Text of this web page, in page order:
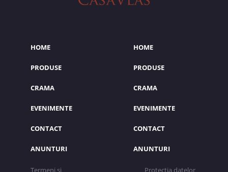
HOME
PRODUSE
CRAMA
EVENIMENTE
CONTACT
ANUNTURI
HOME
PRODUSE
CRAMA
EVENIMENTE
CONTACT
ANUNTURI
Termeni si Protectia datelor